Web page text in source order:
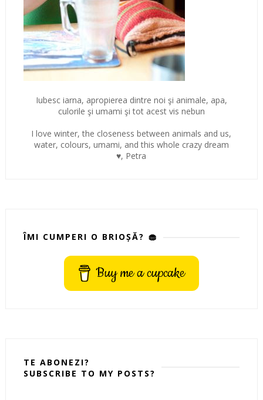
Iubesc iarna, apropierea dintre noi şi animale, apa,
culorile şi umami şi tot acest vis nebun
I love winter, the closeness between animals and us,
water, colours, umami, and this whole crazy dream
♥, Petra
ÎMI CUMPERI O BRIOȘĂ? 🧁
Buy me a cupcake
TE ABONEZI?
SUBSCRIBE TO MY POSTS?